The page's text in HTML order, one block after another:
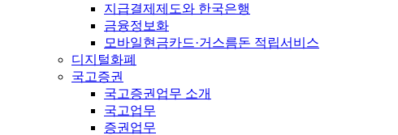
지급결제제도와 한국은행
금융정보화
모바일현금카드·거스름돈 적립서비스
디지털화폐
국고증권
국고증권업무 소개
국고업무
증권업무